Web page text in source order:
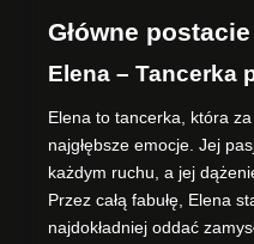
Główne postacie
Elena – Tancerka
Elena to tancerka, która
najgłębsze emocje. Jej
każdym ruchu, a jej
Przez całą fabułę, Elena
najdokładniej oddać